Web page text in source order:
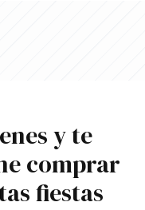
y te
comprar
fiestas